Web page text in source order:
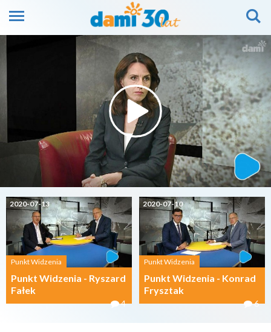
2020-07-13
Punkt Widzenia
Punkt Widzenia - Ryszard
Fałek
4
2020-07-10
Punkt Widzenia
Punkt Widzenia - Konrad
Frysztak
6